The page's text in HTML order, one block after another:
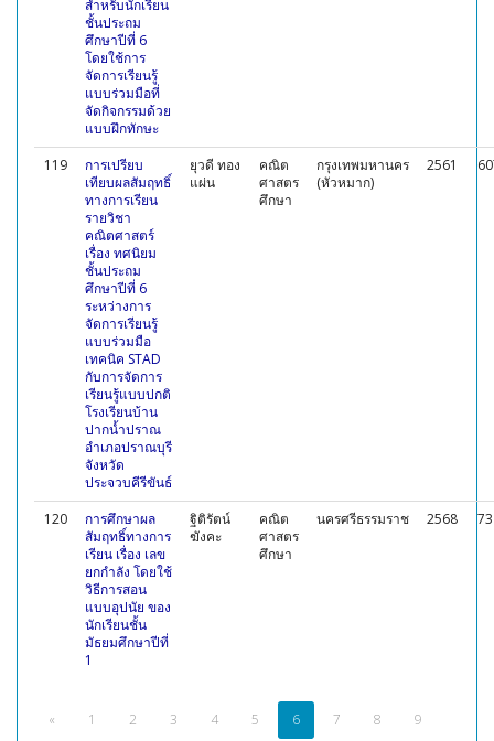
สำหรับนักเรียน
ชั้นประถม
ศึกษาปีที่ 6
โดยใช้การ
จัดการเรียนรู้
แบบร่วมมือที่
จัดกิจกรรมด้วย
แบบฝึกทักษะ
119
การเปรียบ
เทียบผลสัมฤทธิ์
ทางการเรียน
รายวิชา
คณิตศาสตร์
เรื่อง ทศนิยม
ชั้นประถม
ศึกษาปีที่ 6
ระหว่างการ
จัดการเรียนรู้
แบบร่วมมือ
เทคนิค STAD
กับการจัดการ
เรียนรู้แบบปกติ
โรงเรียนบ้าน
ปากนํ้าปราณ
อำเภอปราณบุรี
จังหวัด
ประจวบคีรีขันธ์
ยุวดี ทอง
แผ่น
คณิต
ศาสตร
ศึกษา
กรุงเทพมหานคร
(หัวหมาก)
2561
120
การศึกษาผล
สัมฤทธิ์ทางการ
เรียน เรื่อง เลข
ยกกำลัง โดยใช้
วิธีการสอน
แบบอุปนัย ของ
นักเรียนชั้น
มัธยมศึกษาปีที่
1
ฐิติรัตน์
ฆังคะ
คณิต
ศาสตร
ศึกษา
นครศรีธรรมราช 2568 73
« 1 2 3 4 5 6 7 8
9